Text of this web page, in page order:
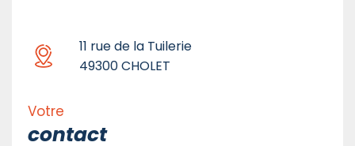
11 rue de la Tuilerie
49300 CHOLET
Votre
contact